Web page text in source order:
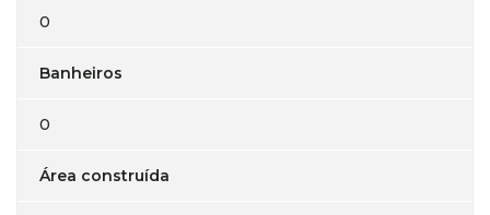
0
Banheiros
0
Área construída